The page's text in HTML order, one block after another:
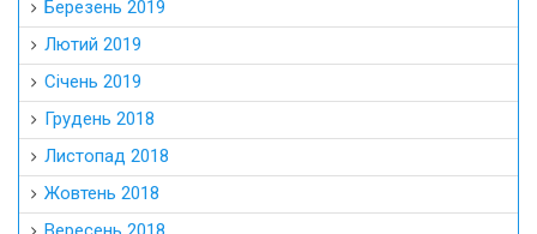
Березень 2019
Лютий 2019
Січень 2019
Грудень 2018
Листопад 2018
Жовтень 2018